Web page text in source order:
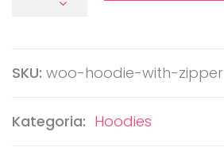
SKU: woo-hoodie-with-zipper
Kategoria: Hoodies